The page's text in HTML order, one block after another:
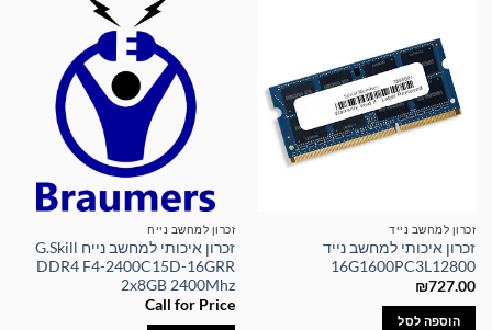
זכרון למחשב נייד
זכרון איכותי למחשב נייד
16G1600PC3L12800
₪727.00
הוספה לסל
זכרון למחשב נייח
זכרון איכותי למחשב נייח G.Skill
DDR4 F4-2400C15D-16GRR
2x8GB 2400Mhz
Call for Price